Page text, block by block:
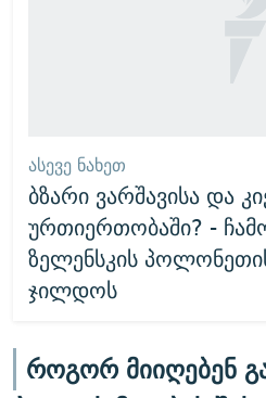
ᲐᲡᲔᲕᲔ ᲜᲐᲮᲔᲗ
ბზარი ვარშავისა და
ურთიერთობაში? -
ზელენსკის
ჯილდოს
როგორ მიიღებენ